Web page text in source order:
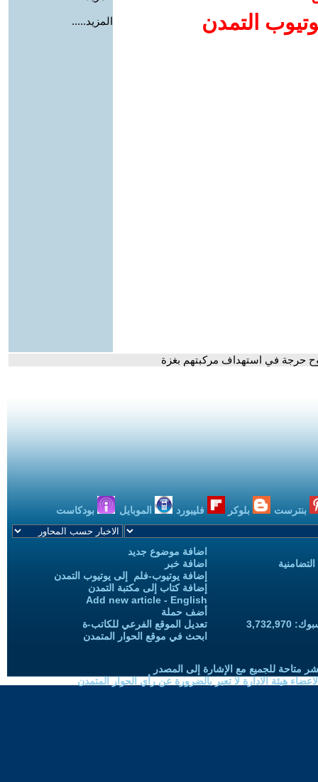
التمدن
المزيد.....
بنترست بلوكر فليبورد الموبايل بودكاست
اضافة موضوع جديد
اضافة خبر
إضافة يوتيوب-فلم إلى يوتيوب التمدن
إضافة كتاب إلى مكتبة التمدن
Add new article - English
أضف حملة
تعديل الموقع الفرعي للكاتب-ة
ابحث في موقع الحوار المتمدن
متاحة للجميع مع الإشارة إلى المصدر
هيئة الادارة لا تعبر بالضرورة عن رأي الحوار المتمدن